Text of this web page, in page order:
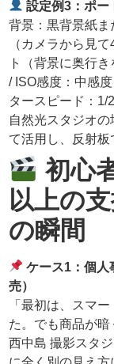
設定例3：ポー
背景：黒背景紙ま
（カメラから見
ト（背景に奥行
/ ISO感度：中感
タースピード：1/
自然光スタジオ
て活用し、反射板
初心
以上の
の瞬間
ケース1：個人
売）
「最初は、スマ
た。でも商品が暗
西中島 撮影スタ